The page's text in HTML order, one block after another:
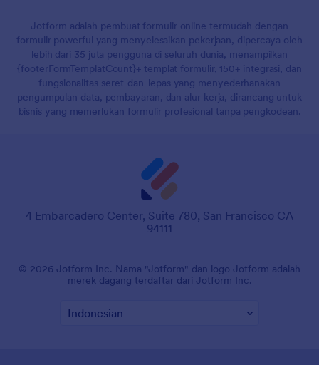
Jotform adalah pembuat formulir online termudah dengan
formulir powerful yang menyelesaikan pekerjaan, dipercaya oleh
lebih dari 35 juta pengguna di seluruh dunia, menampilkan
{footerFormTemplatCount}+ templat formulir, 150+ integrasi, dan
fungsionalitas seret-dan-lepas yang menyederhanakan
pengumpulan data, pembayaran, dan alur kerja, dirancang untuk
bisnis yang memerlukan formulir profesional tanpa pengkodean.
4 Embarcadero Center, Suite 780, San Francisco CA
94111
© 2026 Jotform Inc. Nama "Jotform" dan logo Jotform adalah
merek dagang terdaftar dari Jotform Inc.